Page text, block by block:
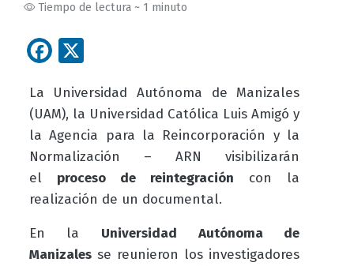
Tiempo de lectura ~ 1 minuto
Facebook
La Universidad Autónoma de Manizales
(UAM), la Universidad Católica Luis Amigó y
laAgencia para la Reincorporación y la
Normalización – ARN visibilizarán
el proceso de reintegración con la
realización de un documental.
En la Universidad Autónoma de
Manizalesse reunieron los investigadores